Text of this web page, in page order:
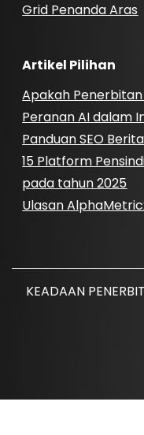
Grid Penanda Aras
Artikel Pilihan
Apakah
Peranan AI dalam
Panduan SEO
15 Platform
pada tahun 2025
Ulasan
KEADAAN